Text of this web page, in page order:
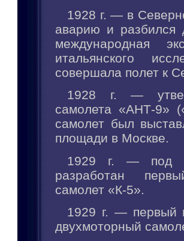
1928 г. — в
аварию и разбился
международная
итальянского
совершала полет к
1928 г. —
самолета «АНТ-9»
самолет был
площади в Москве.
1929 г. — под
разработан
самолет «К-5».
1929 г. — первый
двухмоторный